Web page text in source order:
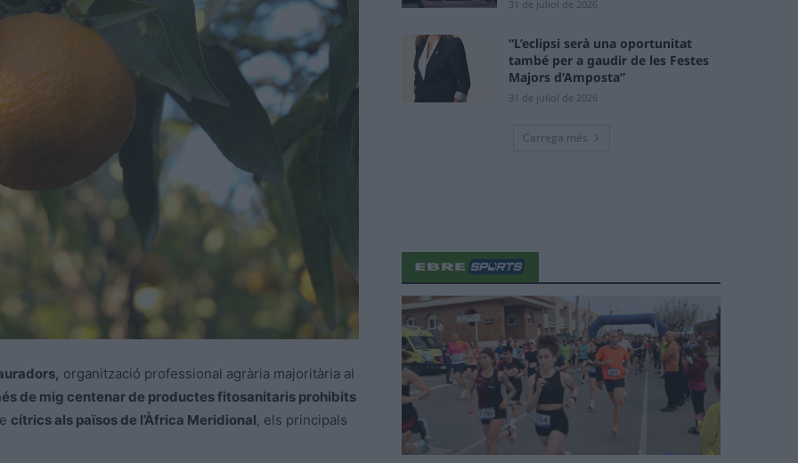
organització professional agrària majoritària al
de mig centenar de productes fitosanitaris prohibits
cítrics als països de l’Àfrica Meridional, els principals
31 de juliol de 2026
“L’eclipsi serà una oportunitat
també per a gaudir de les Festes
Majors d’Amposta”
31 de juliol de 2026
Carrega més